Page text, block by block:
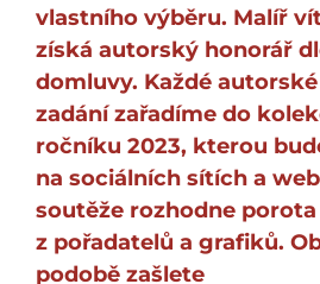
vlastního výběru. Malíř
získá autorský honorář
domluvy. Každé
zadání zařadíme do
ročníku 2023, kterou
na sociálních sítích a
soutěže rozhodne porota
z pořadatelů a grafiků.
podobě zašlete